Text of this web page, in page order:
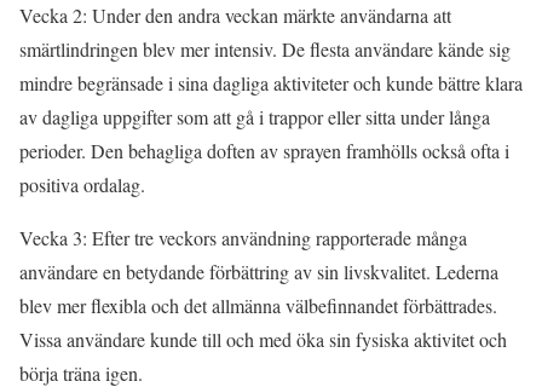
Vecka 2: Under den andra veckan märkte användarna att
smärtlindringen blev mer intensiv. De flesta användare kände sig
mindre begränsade i sina dagliga aktiviteter och kunde bättre klara
av dagliga uppgifter som att gå i trappor eller sitta under långa
perioder. Den behagliga doften av sprayen framhölls också ofta i
positiva ordalag.
Vecka 3: Efter tre veckors användning rapporterade många
användare en betydande förbättring av sin livskvalitet. Lederna
blev mer flexibla och det allmänna välbefinnandet förbättrades.
Vissa användare kunde till och med öka sin fysiska aktivitet och
börja träna igen.